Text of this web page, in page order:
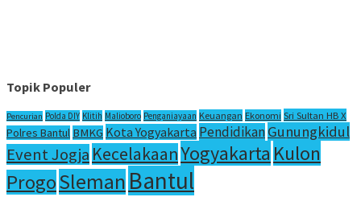
Topik Populer
Pencurian Polda DIY Klitih Malioboro Penganiayaan Keuangan Ekonomi Sri Sultan HB X
Polres Bantul BMKG Kota Yogyakarta PendidikanGunungkidul
Event Jogja KecelakaanYogyakarta Kulon
ProgoSleman Bantul